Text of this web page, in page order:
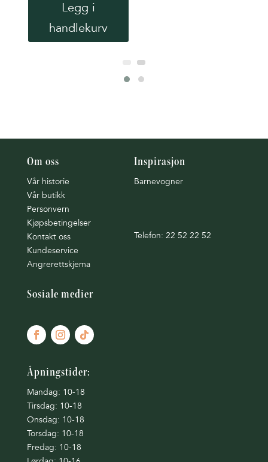
Legg i
handlekurv
Om oss
Vår historie
Vår butikk
Personvern
Kjøpsbetingelser
Kontakt oss
Kundeservice
Angrerettskjema
Inspirasjon
Barnevogner
Telefon: 22 52 22 52
Sosiale medier
Åpningstider:
Mandag: 10-18
Tirsdag: 10-18
Onsdag: 10-18
Torsdag: 10-18
Fredag: 10-18